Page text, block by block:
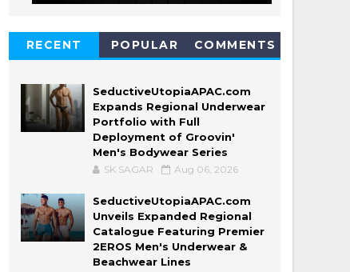
RECENT POPULAR COMMENTS
SeductiveUtopiaAPAC.com
Expands Regional Underwear
Portfolio with Full
Deployment of Groovin'
Men's Bodywear Series
SK SAGAR Aug 06, 2026
SeductiveUtopiaAPAC.com
Unveils Expanded Regional
Catalogue Featuring Premier
2EROS Men's Underwear &
Beachwear Lines